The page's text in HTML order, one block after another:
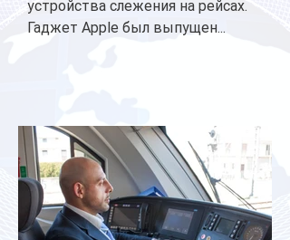
устройства слежения на рейсах.
Гаджет Apple был выпущен...